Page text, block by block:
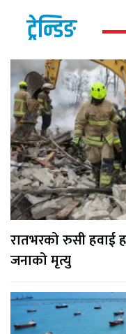
ट्रेन्डिङ
रातभरको रुसी हवाई
जनाको मृत्यु